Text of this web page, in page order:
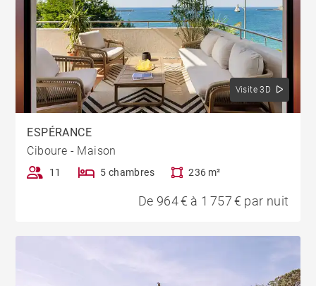
Visite 3D
ESPÉRANCE
Ciboure - Maison
11 5 chambres 236 m²
De 964 € à 1 757 € par nuit